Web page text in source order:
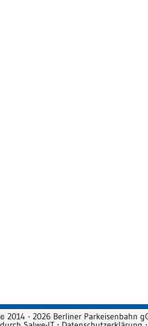
© 2014 - 2026 Berliner Parkeisenbahn